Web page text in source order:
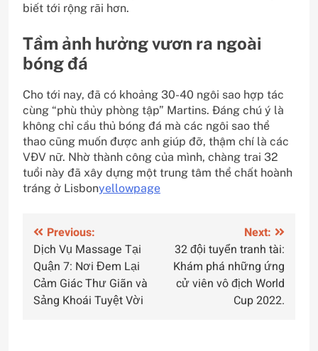
biết tới rộng rãi hơn.
Tầm ảnh hưởng vươn ra ngoài
bóng đá
Cho tới nay, đã có khoảng 30-40 ngôi sao hợp tác
cùng “phù thủy phòng tập” Martins. Đáng chú ý là
không chỉ cầu thủ bóng đá mà các ngôi sao thể
thao cũng muốn được anh giúp đỡ, thậm chí là các
VĐV nữ. Nhờ thành công của mình, chàng trai 32
tuổi này đã xây dựng một trung tâm thể chất hoành
tráng ở Lisbonyellowpage
Điều
hướng
bài
viết
Previous:
Dịch Vụ Massage Tại
Quận 7: Nơi Đem Lại
Cảm Giác Thư Giãn và
Sảng Khoái Tuyệt Vời
Next:
32 đội tuyển tranh tài:
Khám phá những ứng
cử viên vô địch World
Cup 2022.